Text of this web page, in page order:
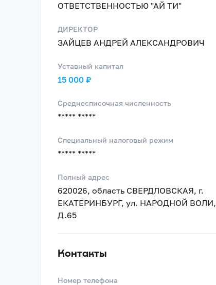
ОТВЕТСТВЕННОСТЬЮ "АЙ ТИ"
ДИРЕКТОР
ЗАЙЦЕВ АНДРЕЙ АЛЕКСАНДРОВИЧ
Уставный капитал
15 000 ₽
Среднесписочная численность
***** *****
Специальный налоговый режим
***** *****
Полный адрес
620026, область СВЕРДЛОВСКАЯ, г.
ЕКАТЕРИНБУРГ, ул. НАРОДНОЙ ВОЛИ,
Д.65
Контакты
Номер телефона